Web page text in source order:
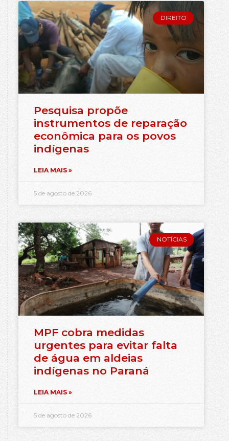
DIREITO
Pesquisa propõe
instrumentos de reparação
econômica para os povos
indígenas
LEIA MAIS »
5 de agosto de 2026
NOTÍCIAS
MPF cobra medidas
urgentes para evitar falta
de água em aldeias
indígenas no Paraná
LEIA MAIS »
5 de agosto de 2026